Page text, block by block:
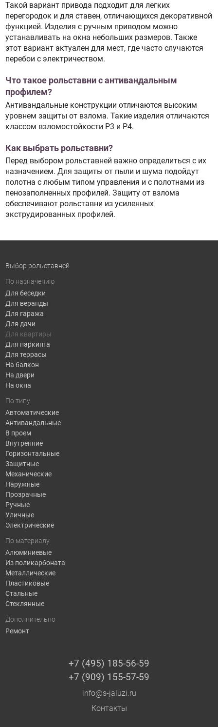
Такой вариант привода подходит для легких
перегородок и для ставен, отличающихся декоративной
функцией. Изделия с ручным приводом можно
устанавливать на окна небольших размеров. Также
этот вариант актуален для мест, где часто случаются
перебои с электричеством.
Что такое рольставни с антивандальным
профилем?
Антивандальные конструкции отличаются высоким
уровнем защиты от взлома. Такие изделия отличаются
классом взломостойкости P3 и P4.
Как выбрать рольставни?
Перед выбором рольставней важно определиться с их
назначением. Для защиты от пыли и шума подойдут
полотна с любым типом управления и с полотнами из
пенозаполненных профилей. Защиту от взлома
обеспечивают рольставни из усиленных
экструдированных профилей.
Выбор рольставней
По назначению
Для беседки
Для веранды
Для гаража
Для дачи
Для квартиры
Для паркинга
Для террасы
На балкон
На двери
На окна
По типу
Автоматические
Антивандальные
В проем
Внутренние
Горизонтальные
Защитные
Механические
Наружные
Прозрачные
Ручные
Уличные
Электрические
По материалу
Алюминиевые
Из поликарбоната
Металлические
Пластиковые
Стальные
Стеклянные
Дополнительно
Ремонт
+7 (495) 185-56-59
+7 (909) 155-57-59
info@s-jaluzi.ru
Контакты